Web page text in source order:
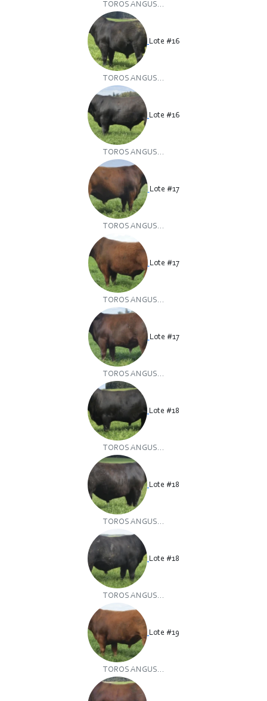
TOROS ANGUS...
Lote #16
TOROS ANGUS...
Lote #16
TOROS ANGUS...
Lote #17
TOROS ANGUS...
Lote #17
TOROS ANGUS...
Lote #17
TOROS ANGUS...
Lote #18
TOROS ANGUS...
Lote #18
TOROS ANGUS...
Lote #18
TOROS ANGUS...
Lote #19
TOROS ANGUS...